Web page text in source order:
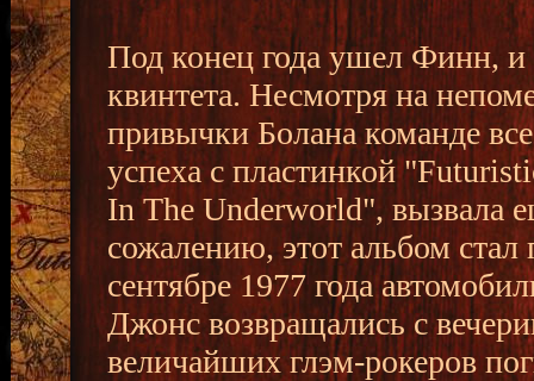
Под конец года ушел Финн,
квинтета. Несмотря на
привычки Болана команде
успеха с пластинкой
In The Underworld", вызвала
сожалению, этот альбом
сентябре 1977 года
Джонс возвращались с
величайших глэм-рокеров